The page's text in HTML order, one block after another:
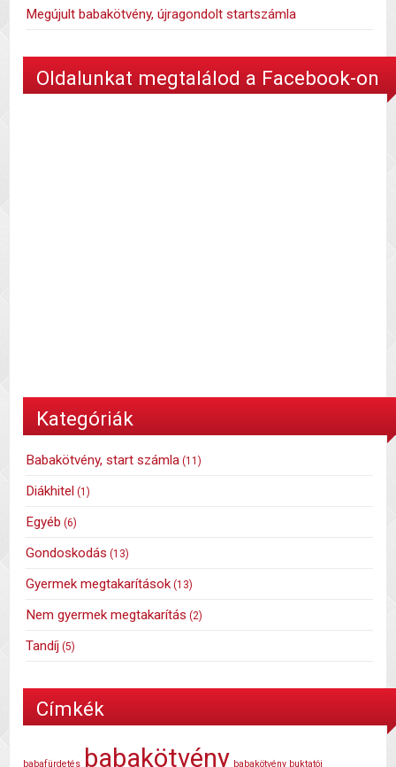
Megújult babakötvény, újragondolt startszámla
Oldalunkat megtalálod a Facebook-on
Kategóriák
Babakötvény, start számla (11)
Diákhitel (1)
Egyéb (6)
Gondoskodás (13)
Gyermek megtakarítások (13)
Nem gyermek megtakarítás (2)
Tandíj (5)
Címkék
babafürdetés babakötvény babakötvény buktatói